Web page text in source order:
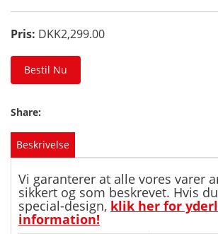
Pris: DKK2,299.00
Bestil Nu
Share:
Beskrivelse
Vi garanterer at alle vores varer
sikkert og som beskrevet. Hvis
special-design, klik her for
information!